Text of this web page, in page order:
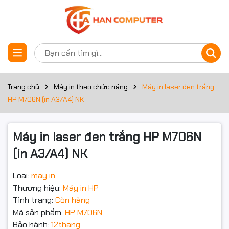
Trang chủ Máy in theo chức năng
Máy in laser đen trắng
HP M706N (in A3/A4) NK
Máy in laser đen trắng HP M706N
(in A3/A4) NK
Loại: may in
Thương hiệu: Máy in HP
Tình trạng: Còn hàng
Mã sản phẩm: HP M706N
Bảo hành: 12thang
Thông số kỹ thuật
Máy in laser đen trắng
Hãng sản xuất HP
Model M706N
Chức năng Print A3
Bộ nhớ 256Mb
Tốc độ 35 PPM khổ A4, 18 PPM khổ A3
Đặt trước sản phẩm